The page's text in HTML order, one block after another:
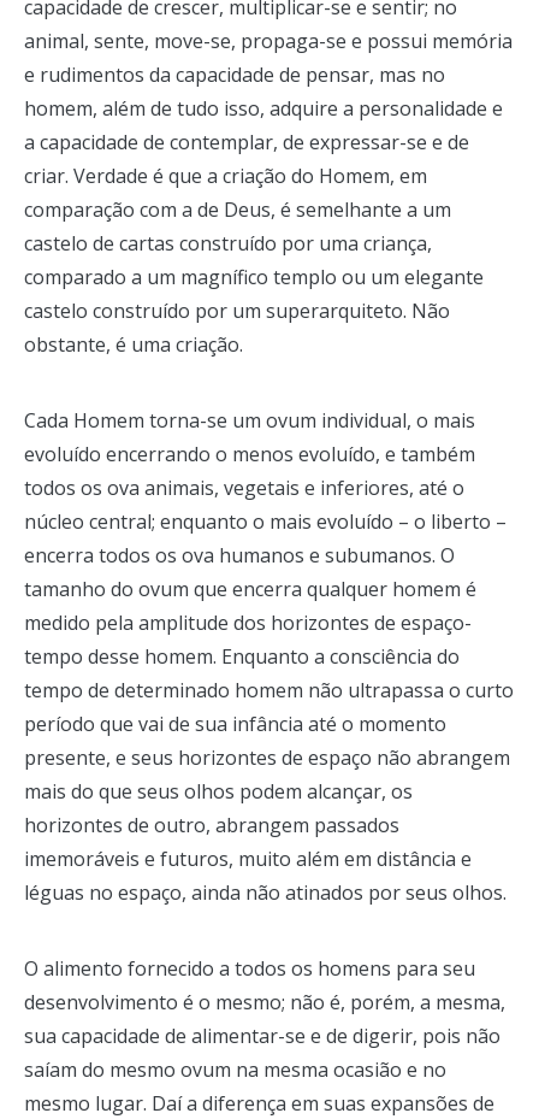
capacidade de crescer, multiplicar-se e sentir; no
animal, sente, move-se, propaga-se e possui memória
e rudimentos da capacidade de pensar, mas no
homem, além de tudo isso, adquire a personalidade e
a capacidade de contemplar, de expressar-se e de
criar. Verdade é que a criação do Homem, em
comparação com a de Deus, é semelhante a um
castelo de cartas construído por uma criança,
comparado a um magnífico templo ou um elegante
castelo construído por um superarquiteto. Não
obstante, é uma criação.
Cada Homem torna-se um ovum individual, o mais
evoluído encerrando o menos evoluído, e também
todos os ova animais, vegetais e inferiores, até o
núcleo central; enquanto o mais evoluído – o liberto –
encerra todos os ova humanos e subumanos. O
tamanho do ovum que encerra qualquer homem é
medido pela amplitude dos horizontes de espaço-
tempo desse homem. Enquanto a consciência do
tempo de determinado homem não ultrapassa o curto
período que vai de sua infância até o momento
presente, e seus horizontes de espaço não abrangem
mais do que seus olhos podem alcançar, os
horizontes de outro, abrangem passados
imemoráveis e futuros, muito além em distância e
léguas no espaço, ainda não atinados por seus olhos.
O alimento fornecido a todos os homens para seu
desenvolvimento é o mesmo; não é, porém, a mesma,
sua capacidade de alimentar-se e de digerir, pois não
saíam do mesmo ovum na mesma ocasião e no
mesmo lugar. Daí a diferença em suas expansões de